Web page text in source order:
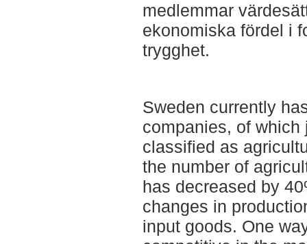
medlemmar
ekonomiska fördel i
trygghet.
Sweden currently
companies, of which
classified as
the number of
has decreased by
changes in
input goods. One